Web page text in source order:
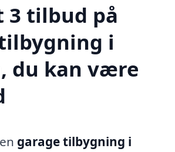
3 tilbud på
i
du kan være
garage tilbygning i